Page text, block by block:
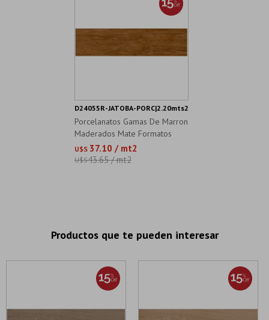
Porcelanatos Gamas De Marron
Maderados Mate Formatos
20X100
U$S 37.10 / mt2
U$S43.65 / mt2
D24055R-JATOBA-PORC|2.20mts2
Productos que te pueden interesar